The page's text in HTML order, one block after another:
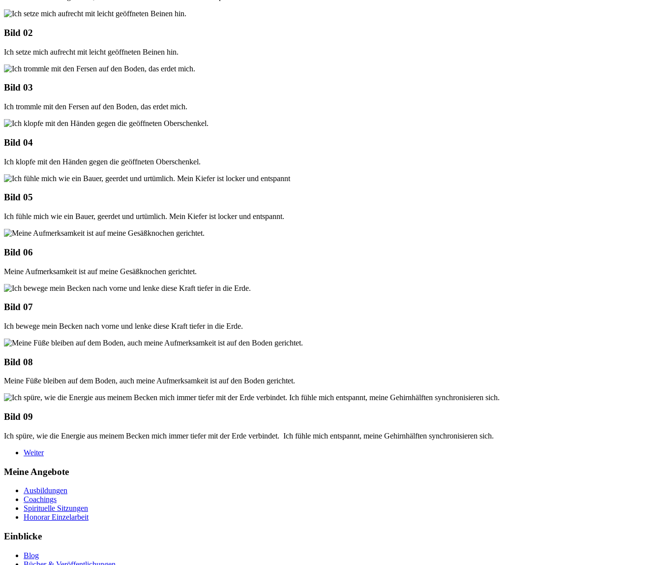
Bild 02
Ich setze mich aufrecht mit leicht geöffneten Beinen hin.
Bild 03
Ich trommle mit den Fersen auf den Boden, das erdet mich.
Bild 04
Ich klopfe mit den Händen gegen die geöffneten Oberschenkel.
Bild 05
Ich fühle mich wie ein Bauer, geerdet und urtümlich. Mein Kiefer ist locker und entspannt.
Bild 06
Meine Aufmerksamkeit ist auf meine Gesäßknochen gerichtet.
Bild 07
Ich bewege mein Becken nach vorne und lenke diese Kraft tiefer in die Erde.
Bild 08
Meine Füße bleiben auf dem Boden, auch meine Aufmerksamkeit ist auf den Boden gerichtet.
Bild 09
Ich spüre, wie die Energie aus meinem Becken mich immer tiefer mit der Erde verbindet. Ich fühle mich entspannt, meine Gehirnhälften synchronisieren sich.
Weiter
Meine Angebote
Ausbildungen
Coachings
Spirituelle Sitzungen
Honorar Einzelarbeit
Einblicke
Blog